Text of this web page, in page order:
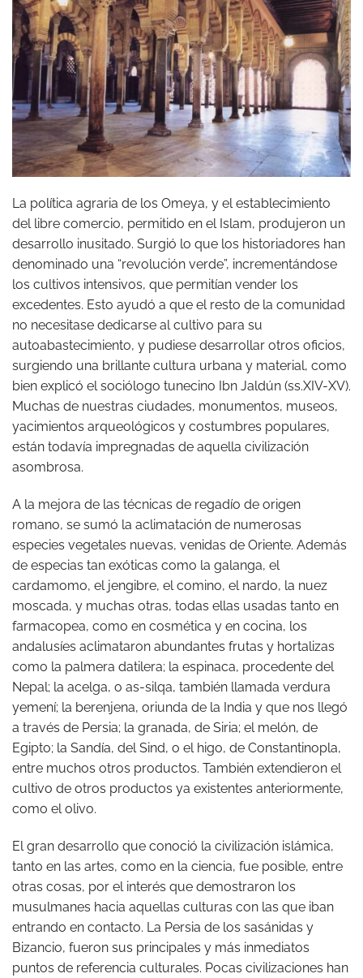
La política agraria de los Omeya, y el establecimiento
del libre comercio, permitido en el Islam, produjeron un
desarrollo inusitado. Surgió lo que los historiadores han
denominado una “revolución verde”, incrementándose
los cultivos intensivos, que permitían vender los
excedentes. Esto ayudó a que el resto de la comunidad
no necesitase dedicarse al cultivo para su
autoabastecimiento, y pudiese desarrollar otros oficios,
surgiendo una brillante cultura urbana y material, como
bien explicó el sociólogo tunecino Ibn Jaldún (ss.XIV-XV).
Muchas de nuestras ciudades, monumentos, museos,
yacimientos arqueológicos y costumbres populares,
están todavía impregnadas de aquella civilización
asombrosa.
A la mejora de las técnicas de regadío de origen
romano, se sumó la aclimatación de numerosas
especies vegetales nuevas, venidas de Oriente. Además
de especias tan exóticas como la galanga, el
cardamomo, el jengibre, el comino, el nardo, la nuez
moscada, y muchas otras, todas ellas usadas tanto en
farmacopea, como en cosmética y en cocina, los
andalusíes aclimataron abundantes frutas y hortalizas
como la palmera datilera; la espinaca, procedente del
Nepal; la acelga, o as-silqa, también llamada verdura
yemení; la berenjena, oriunda de la India y que nos llegó
a través de Persia; la granada, de Siria; el melón, de
Egipto; la Sandía, del Sind, o el higo, de Constantinopla,
entre muchos otros productos. También extendieron el
cultivo de otros productos ya existentes anteriormente,
como el olivo.
El gran desarrollo que conoció la civilización islámica,
tanto en las artes, como en la ciencia, fue posible, entre
otras cosas, por el interés que demostraron los
musulmanes hacia aquellas culturas con las que iban
entrando en contacto. La Persia de los sasánidas y
Bizancio, fueron sus principales y más inmediatos
puntos de referencia culturales. Pocas civilizaciones han